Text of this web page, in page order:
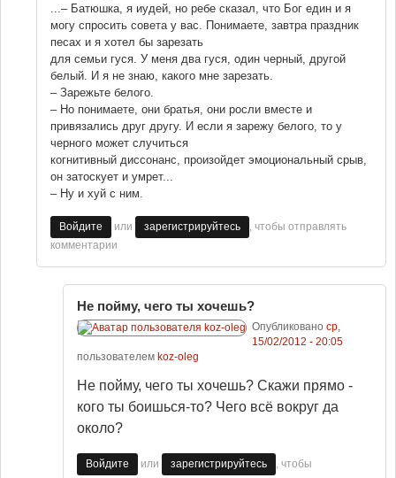
...– Батюшка, я иудей, но ребе сказал, что Бог един и я
могу спросить совета у вас. Понимаете, завтра праздник
песах и я хотел бы зарезать
для семьи гуся. У меня два гуся, один черный, другой
белый. И я не знаю, какого мне зарезать.
– Зарежьте белого.
– Но понимаете, они братья, они росли вместе и
привязались друг другу. И если я зарежу белого, то у
черного может случиться
когнитивный диссонанс, произойдет эмоциональный срыв,
он затоскует и умрет...
– Ну и хуй с ним.
Войдите или зарегистрируйтесь
, чтобы отправлять
комментарии
Не пойму, чего ты хочешь?
Опубликовано ср,
15/02/2012 - 20:05
пользователем koz-oleg
Не пойму, чего ты хочешь? Скажи прямо -
кого ты боишься-то? Чего всё вокруг да
около?
Войдите или зарегистрируйтесь
, чтобы